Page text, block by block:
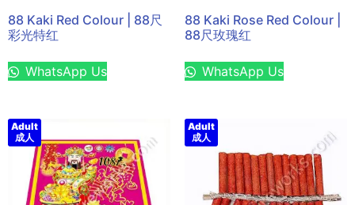
88 Kaki Red Colour | 88尺
彩光特红
WhatsApp Us
88 Kaki Rose Red Colour |
88尺玫瑰红
WhatsApp Us
Adult
成人
Adult
成人